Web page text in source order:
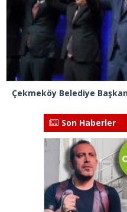
Son Haberler